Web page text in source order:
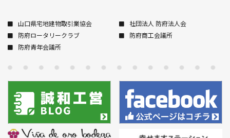
山口県宅地建物取引業協会
社団法人 防府法人会
防府ロータリークラブ
防府商工会議所
防府青年会議所